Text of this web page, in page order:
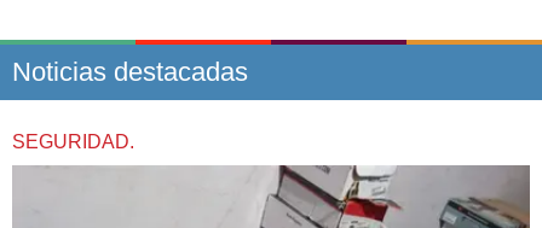
Noticias destacadas
SEGURIDAD.